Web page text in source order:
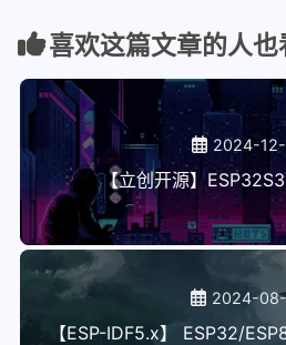
喜欢这篇文章的人也
2024-
【立创开源】
2024-
【ESP-IDF5.x】 ESP32/